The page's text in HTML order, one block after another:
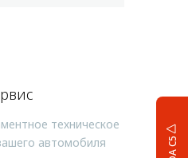
техническое
автомобиля